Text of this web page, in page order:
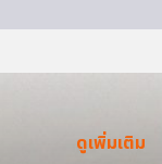
ดูเพิ่มเติม